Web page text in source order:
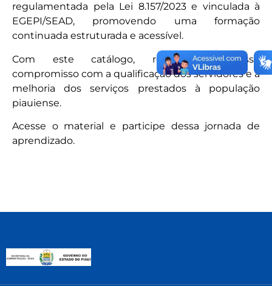
regulamentada pela Lei 8.157/2023 e vinculada à
EGEPI/SEAD, promovendo uma formação
continuada estruturada e acessível.
Com este catálogo, reafirmamos nosso
compromisso com a qualificação dos servidores e a
melhoria dos serviços prestados à população
piauiense.
Acesse o material e participe dessa jornada de
aprendizado.